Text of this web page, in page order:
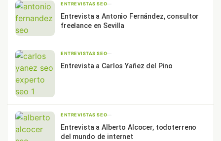
ENTREVISTAS SEO—
Entrevista a Antonio Fernández, consultor
freelance en Sevilla
ENTREVISTAS SEO—
Entrevista a Carlos Yañez del Pino
ENTREVISTAS SEO—
Entrevista a Alberto Alcocer, todoterreno
del mundo de internet